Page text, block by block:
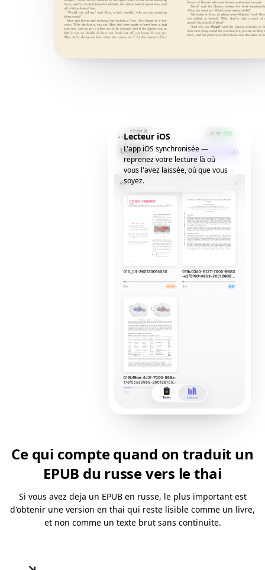
Lecteur iOS
L'app iOS synchronisée —
reprenez votre lecture là où
vous l'avez laissée, où que vous
soyez.
Ce qui compte quand on traduit un
EPUB du russe vers le thai
Si vous avez deja un EPUB en russe, le plus important est
d'obtenir une version en thai qui reste lisible comme un livre,
et non comme un texte brut sans continuite.